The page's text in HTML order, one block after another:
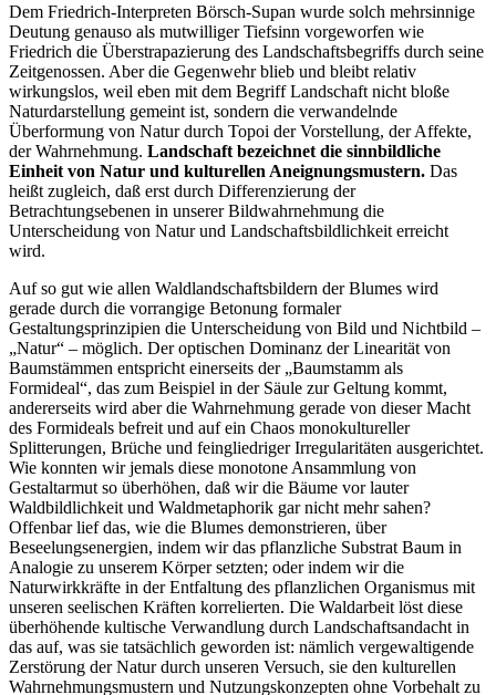
Dem Friedrich-Interpreten Börsch-Supan wurde solch mehrsinnige
Deutung genauso als mutwilliger Tiefsinn vorgeworfen wie
Friedrich die Überstrapazierung des Landschaftsbegriffs durch seine
Zeitgenossen. Aber die Gegenwehr blieb und bleibt relativ
wirkungslos, weil eben mit dem Begriff Landschaft nicht bloße
Naturdarstellung gemeint ist, sondern die verwandelnde
Überformung von Natur durch Topoi der Vorstellung, der Affekte,
der Wahrnehmung. Landschaft bezeichnet die sinnbildliche
Einheit von Natur und kulturellen Aneignungsmustern. Das
heißt zugleich, daß erst durch Differenzierung der
Betrachtungsebenen in unserer Bildwahrnehmung die
Unterscheidung von Natur und Landschaftsbildlichkeit erreicht
wird.
Auf so gut wie allen Waldlandschaftsbildern der Blumes wird
gerade durch die vorrangige Betonung formaler
Gestaltungsprinzipien die Unterscheidung von Bild und Nichtbild –
„Natur“ – möglich. Der optischen Dominanz der Linearität von
Baumstämmen entspricht einerseits der „Baumstamm als
Formideal“, das zum Beispiel in der Säule zur Geltung kommt,
andererseits wird aber die Wahrnehmung gerade von dieser Macht
des Formideals befreit und auf ein Chaos monokultureller
Splitterungen, Brüche und feingliedriger Irregularitäten ausgerichtet.
Wie konnten wir jemals diese monotone Ansammlung von
Gestaltarmut so überhöhen, daß wir die Bäume vor lauter
Waldbildlichkeit und Waldmetaphorik gar nicht mehr sahen?
Offenbar lief das, wie die Blumes demonstrieren, über
Beseelungsenergien, indem wir das pflanzliche Substrat Baum in
Analogie zu unserem Körper setzten; oder indem wir die
Naturwirkkräfte in der Entfaltung des pflanzlichen Organismus mit
unseren seelischen Kräften korrelierten. Die Waldarbeit löst diese
überhöhende kultische Verwandlung durch Landschaftsandacht in
das auf, was sie tatsächlich geworden ist: nämlich vergewaltigende
Zerstörung der Natur durch unseren Versuch, sie den kulturellen
Wahrnehmungsmustern und Nutzungskonzepten ohne Vorbehalt zu